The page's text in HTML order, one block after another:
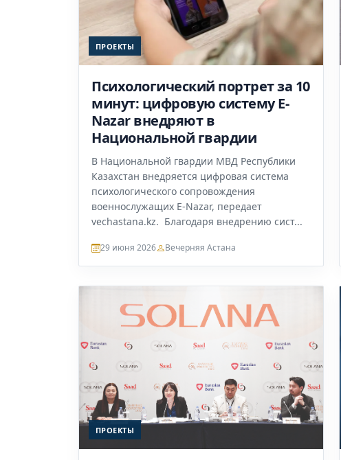
ПРОЕКТЫ
Психологический портрет за 10
минут: цифровую систему E-
Nazar внедряют в
Национальной гвардии
В Национальной гвардии МВД Республики
Казахстан внедряется цифровая система
психологического сопровождения
военнослужащих E-Nazar, передает
vechastana.kz. Благодаря внедрению сист...
29 июня 2026 Вечерняя Астана
ПРОЕКТЫ